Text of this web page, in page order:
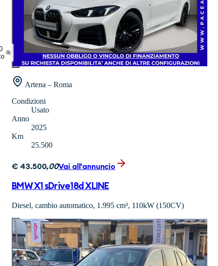
Artena – Roma
Condizioni
Usato
Anno
2025
Km
25.500
€ 43.500,00Vai all'annuncio
BMW X1 sDrive18d XLINE
Diesel, cambio automatico, 1.995 cm³, 110kW (150CV)